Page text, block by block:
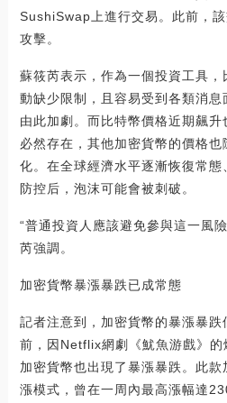
SushiSwap上進行交易。此前，
攻擊。
蘇筱芮表示，作為一個投資工具
動缺少限制，且容易受到各類消
由此加劇。而比特幣價格近期飆
必然存在，其他加密貨幣的價格
化。在全球經濟水平逐漸恢復常
防控后，泡沫可能會被刺破。
“普通投資人應該避免參與這一風
芮強調。
加密貨幣暴漲暴跌已成常態
記者注意到，加密貨幣的暴漲暴
前，因Netflix網劇《魷魚游戲》的
加密貨幣也出現了暴漲暴跌。此
漲模式，曾在一周內最高漲幅達